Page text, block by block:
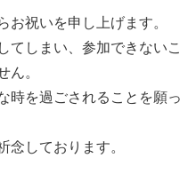
祝いを申し上げます。
てしまい、参加できないこ
。
時を過ごされることを願っ
しております。